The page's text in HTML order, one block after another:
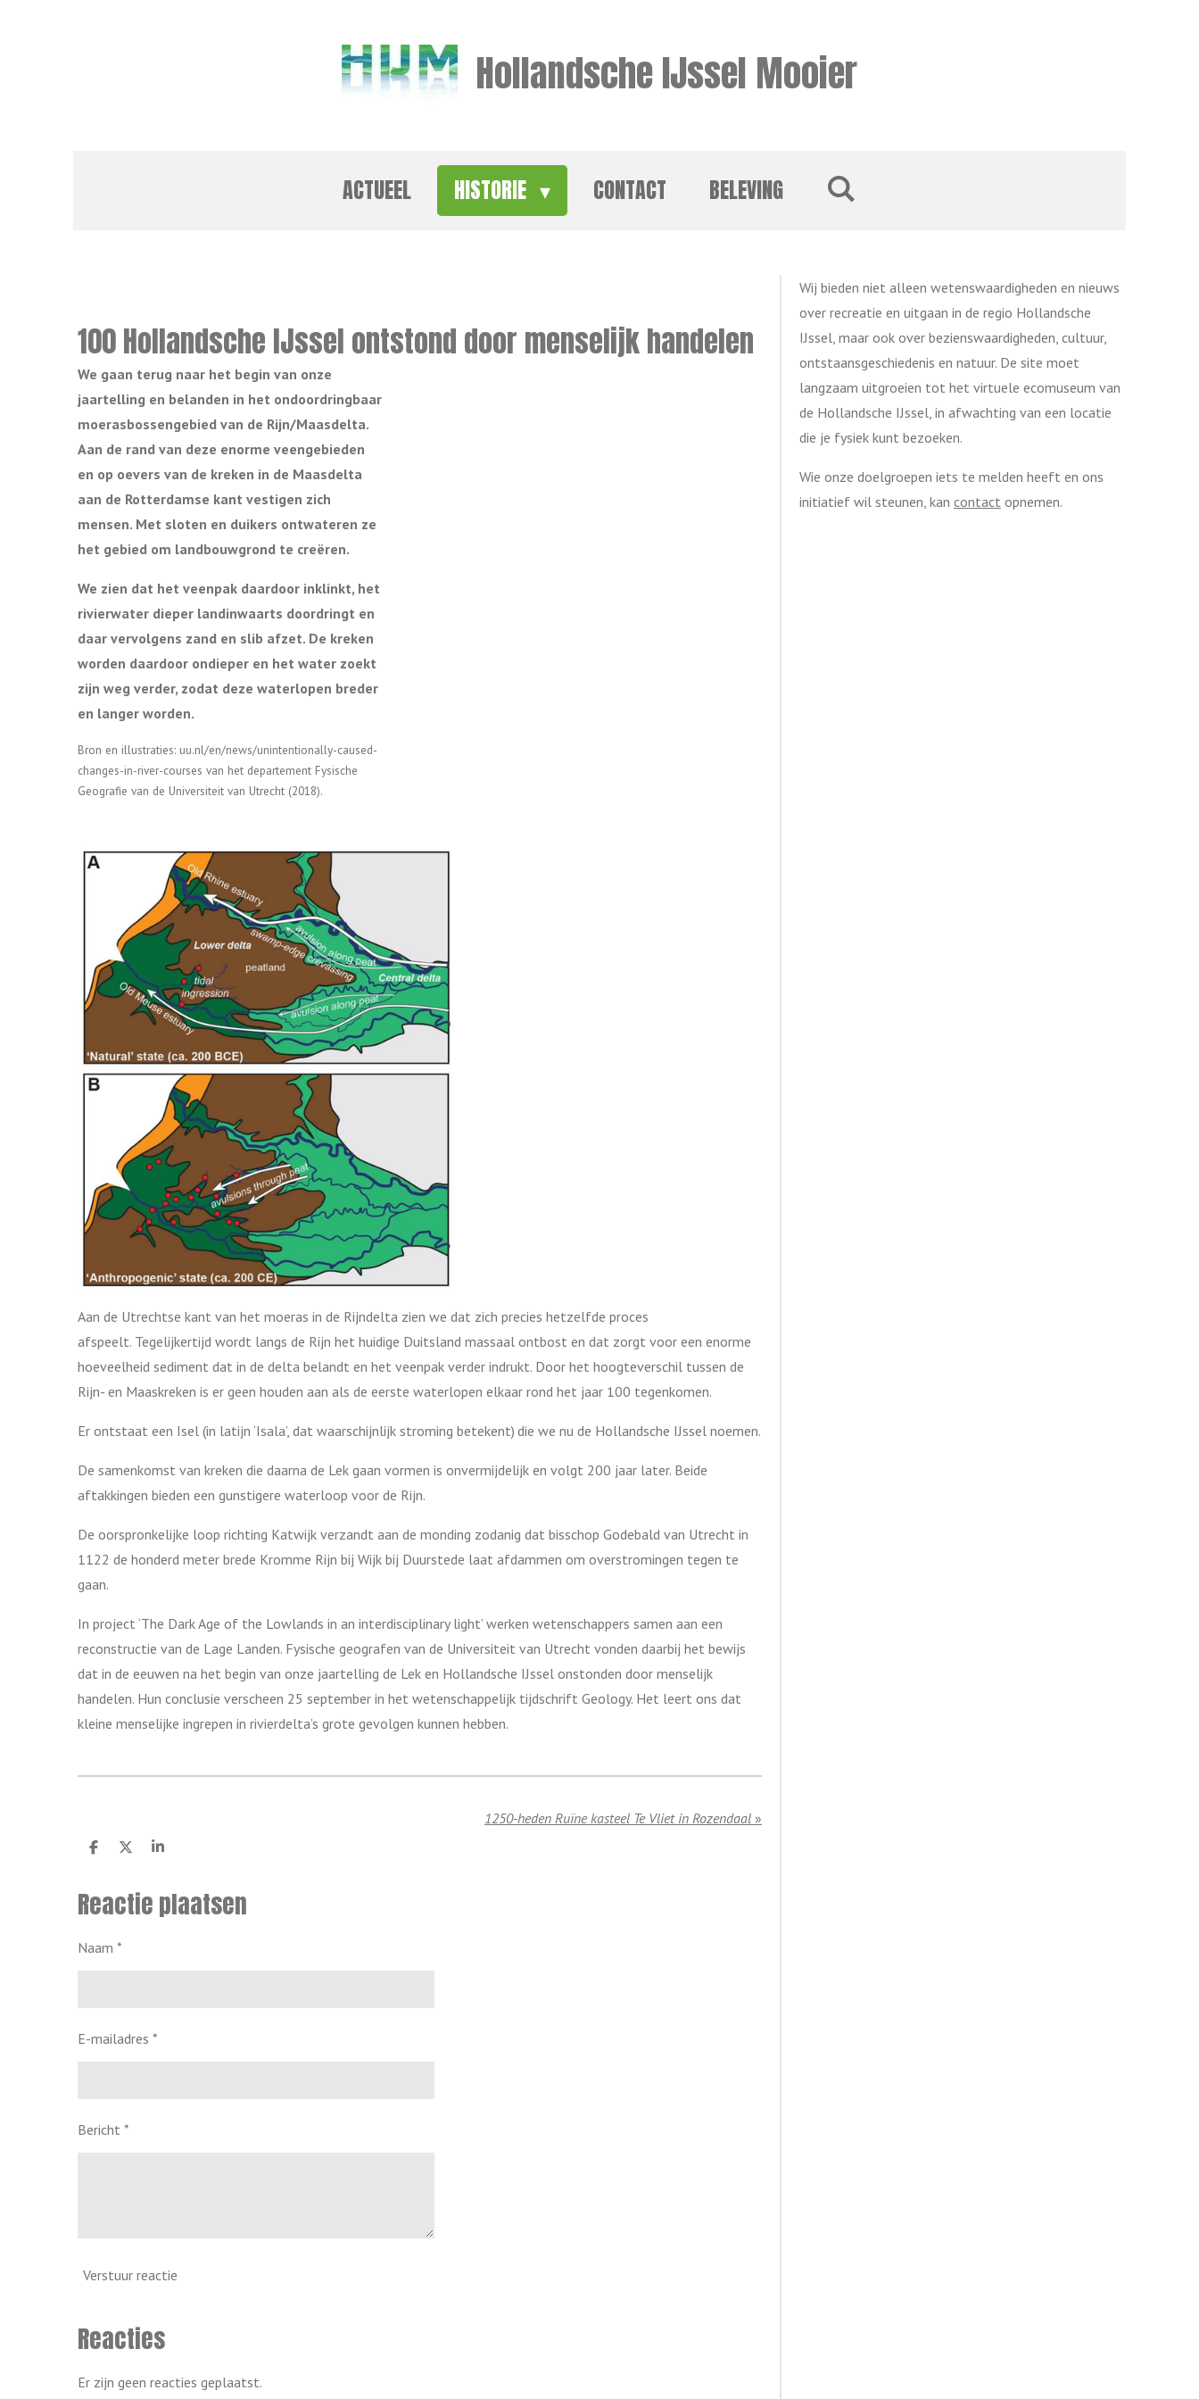
Hollandsche IJssel Mooier
ACTUEEL HISTORIE CONTACT BELEVING
100 Hollandsche IJssel ontstond door menselijk handelen
We gaan terug naar het begin van onze
jaartelling en belanden in het ondoordringbaar
moerasbossengebied van de Rijn/Maasdelta.
Aan de rand van deze enorme veengebieden
en op oevers van de kreken in de Maasdelta
aan de Rotterdamse kant vestigen zich
mensen. Met sloten en duikers ontwateren ze
het gebied om landbouwgrond te creëren.
We zien dat het veenpak daardoor inklinkt, het
rivierwater dieper landinwaarts doordringt en
daar vervolgens zand en slib afzet. De kreken
worden daardoor ondieper en het water zoekt
zijn weg verder, zodat deze waterlopen breder
en langer worden.
Bron en illustraties: uu.nl/en/news/unintentionally-caused-
changes-in-river-courses van het departement Fysische
Geografie van de Universiteit van Utrecht (2018).
Aan de Utrechtse kant van het moeras in de Rijndelta zien we dat zich precies hetzelfde proces
afspeelt. Tegelijkertijd wordt langs de Rijn het huidige Duitsland massaal ontbost en dat zorgt voor een enorme
hoeveelheid sediment dat in de delta belandt en het veenpak verder indrukt. Door het hoogteverschil tussen de
Rijn- en Maaskreken is er geen houden aan als de eerste waterlopen elkaar rond het jaar 100 tegenkomen.
Er ontstaat een Isel (in latijn ‘Isala’, dat waarschijnlijk stroming betekent) die we nu de Hollandsche IJssel noemen.
De samenkomst van kreken die daarna de Lek gaan vormen is onvermijdelijk en volgt 200 jaar later. Beide
aftakkingen bieden een gunstigere waterloop voor de Rijn.
De oorspronkelijke loop richting Katwijk verzandt aan de monding zodanig dat bisschop Godebald van Utrecht in
1122 de honderd meter brede Kromme Rijn bij Wijk bij Duurstede laat afdammen om overstromingen tegen te
gaan.
In project ‘The Dark Age of the Lowlands in an interdisciplinary light’ werken wetenschappers samen aan een
reconstructie van de Lage Landen. Fysische geografen van de Universiteit van Utrecht vonden daarbij het bewijs
dat in de eeuwen na het begin van onze jaartelling de Lek en Hollandsche IJssel onstonden door menselijk
handelen. Hun conclusie verscheen 25 september in het wetenschappelijk tijdschrift Geology. Het leert ons dat
kleine menselijke ingrepen in rivierdelta’s grote gevolgen kunnen hebben.
1250-heden Ruïne kasteel Te Vliet in Rozendaal»
D
e
n
D
l
S
r
e
Reactie plaatsen
Naam *
E-mailadres *
Bericht *
Verstuur reactie
Reacties
Er zijn geen reacties geplaatst.
Wij bieden niet alleen wetenswaardigheden en nieuws
over recreatie en uitgaan in de regio Hollandsche
IJssel, maar ook over bezienswaardigheden, cultuur,
ontstaansgeschiedenis en natuur. De site moet
langzaam uitgroeien tot het virtuele ecomuseum van
de Hollandsche IJssel, in afwachting van een locatie
die je fysiek kunt bezoeken.
Wie onze doelgroepen iets te melden heeft en ons
initiatief wil steunen, kan contactopnemen.